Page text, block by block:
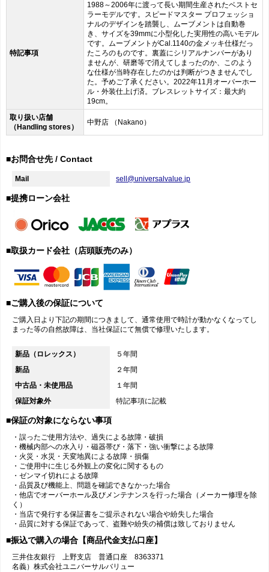
特記事項
1988～2006年に渡って長い期間生産されたベストセ
ラーモデルです。スピードマスター プロフェッショ
ナルのデザインを踏襲し、ムーブメントは自動巻
き、サイズを39mmに小型化した実用性の高いモデル
です。ムーブメントがCal.1140の金メッキ仕様だっ
たころのものです。裏蓋にシリアルナンバーがあり
ませんが、研磨等で消えてしまったのか、このよう
な仕様が当時存在したのかは判断がつきませんでし
た。予めご了承ください。2022年11月オーバーホー
ル・外装仕上げ済。ブレスレットサイズ：最大約
19cm。
取り扱い店舗
（Handling stores）
中野店 （Nakano）
■お問合せ先 / Contact
Mail sell@universalvalue.jp
■提携ローン会社
■取扱カード会社（店頭販売のみ）
■ご購入後の保証について
ご購入日より下記の期間につきまして、通常使用で時計が動かなくなってし
まった等の自然故障は、当社保証にて無償で修理いたします。
新品（ロレックス）
５年間
新品
２年間
中古品・未使用品
１年間
保証対象外
特記事項に記載
■保証の対象にならない事項
・誤ったご使用方法や、過失による故障・破損
・機械内部への水入り・磁器帯び・落下・強い衝撃による故障
・火災・水災・天変地異による故障・損傷
・ご使用中に生じる外観上の変化に関するもの
・ゼンマイ切れによる故障
・品質及び機能上、問題を確認できなかった場合
・他店でオーバーホール及びメンテナンスを行った場合（メーカー修理を除
く）
・当店で発行する保証書をご提示されない場合や紛失した場合
・品質に対する保証であって、盗難や紛失の補償は致しておりません
■振込で購入の場合【商品代金支払口座】
三井住友銀行 上野支店 普通口座 8363371
名義）株式会社ユニバーサルバリュー